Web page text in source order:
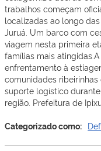
trabalhos começam
localizadas ao longo
Juruá. Um barco com
viagem nesta primeira
famílias mais
enfrentamento à
comunidades
suporte logístico
região. Prefeitura de
Categorizado como: